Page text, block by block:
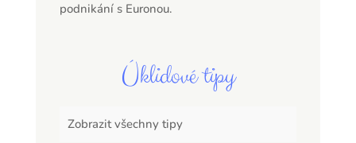
podnikání s Euronou.
Úklidové tipy
Zobrazit všechny tipy